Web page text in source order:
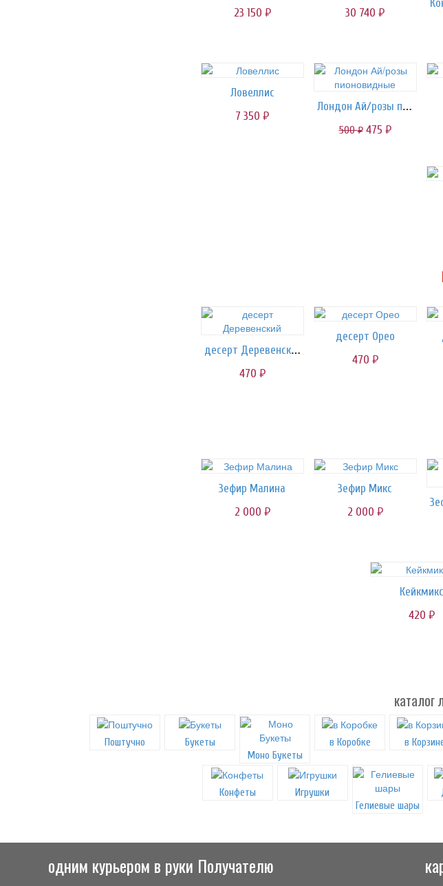
23 150 руб.
30 740 руб.
Ловеллис
7 350 руб.
Лондон Ай/розы пионовидные
500руб. 475 руб.
десерт Деревенский
470 руб.
десерт Орео
470 руб.
Зефир Малина
2 000 руб.
Зефир Микс
2 000 руб.
Кейкмикс
420 руб.
каталог
Поштучно
Букеты
Моно Букеты
в Коробке
в
Конфеты
Игрушки
Гелиевые шары
одним курьером в руки Получателю